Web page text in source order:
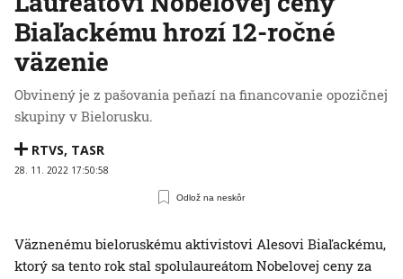
Biaľackému hrozí 12-ročné
väzenie
Obvinený je z pašovania peňazí na financovanie opozičnej
skupiny v Bielorusku.
RTVS, TASR
28. 11. 2022 17:50:58
Odlož na neskôr
Väznenému bieloruskému aktivistovi Alesovi Biaľackému,
ktorý sa tento rok stal spolulaureátom Nobelovej ceny za